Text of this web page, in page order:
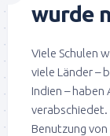
wurde
Viele Schulen
viele Länder –
Indien – haben
verabschiedet.
Benutzung